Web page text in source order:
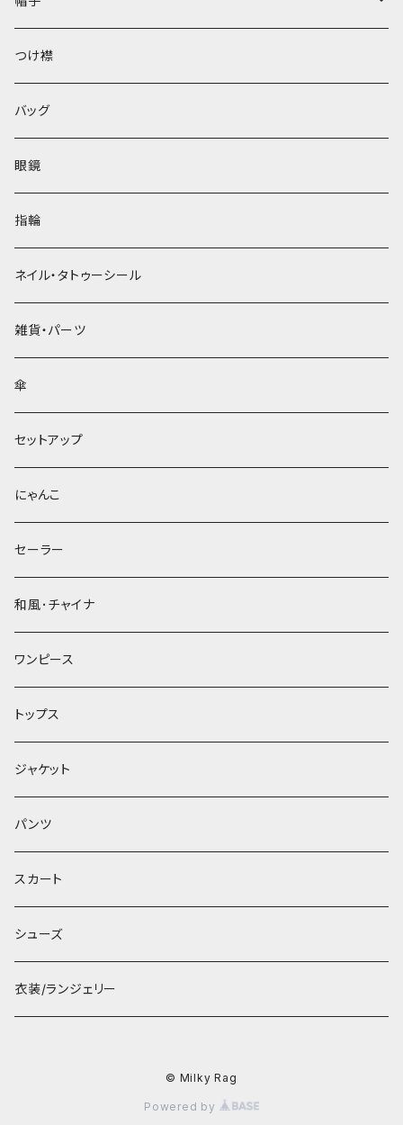
ベレー帽
つけ襟
バッグ
眼鏡
指輪
ネイル・タトゥーシール
雑貨・パーツ
傘
セットアップ
にゃんこ
セーラー
和風･チャイナ
ワンピース
トップス
ジャケット
パンツ
スカート
シューズ
衣装/ランジェリー
© Milky Rag
Powered by